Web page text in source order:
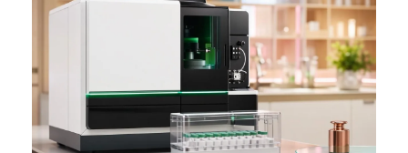
Slovenščina
Magyar